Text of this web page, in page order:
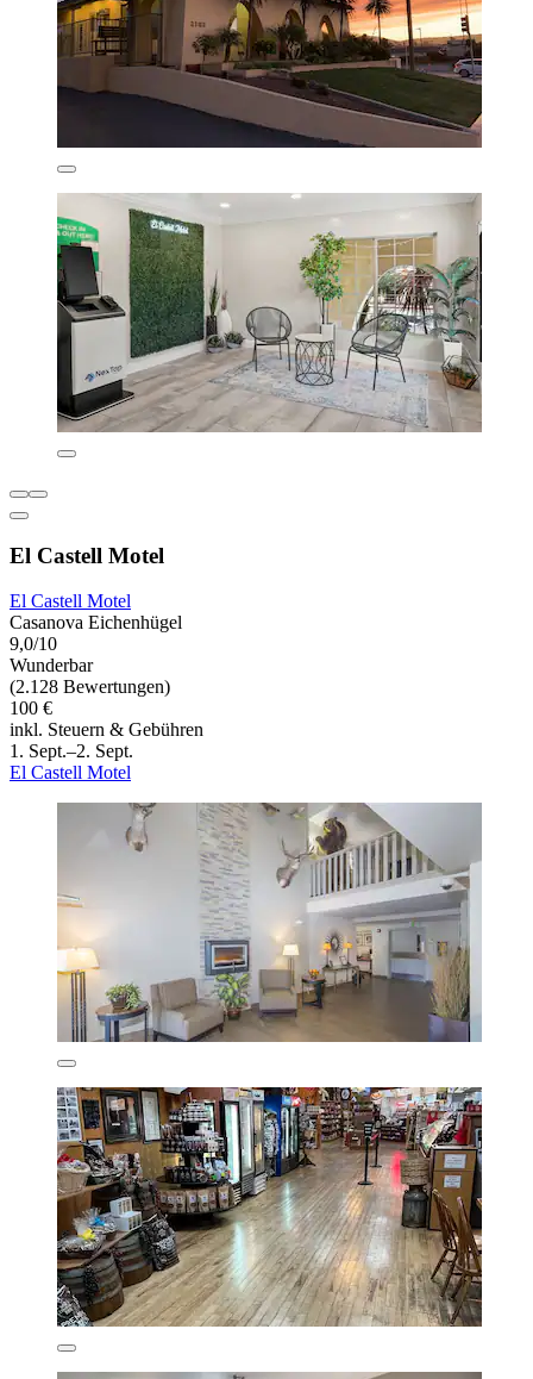
El Castell Motel
El Castell Motel
Casanova Eichenhügel
9,0/10
Wunderbar
(2.128 Bewertungen)
100 €
inkl. Steuern & Gebühren
1. Sept.–2. Sept.
El Castell Motel